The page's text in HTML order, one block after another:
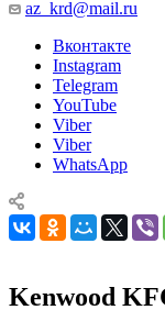
az_krd@mail.ru
Вконтакте
Instagram
Telegram
YouTube
Viber
Viber
WhatsApp
Kenwood